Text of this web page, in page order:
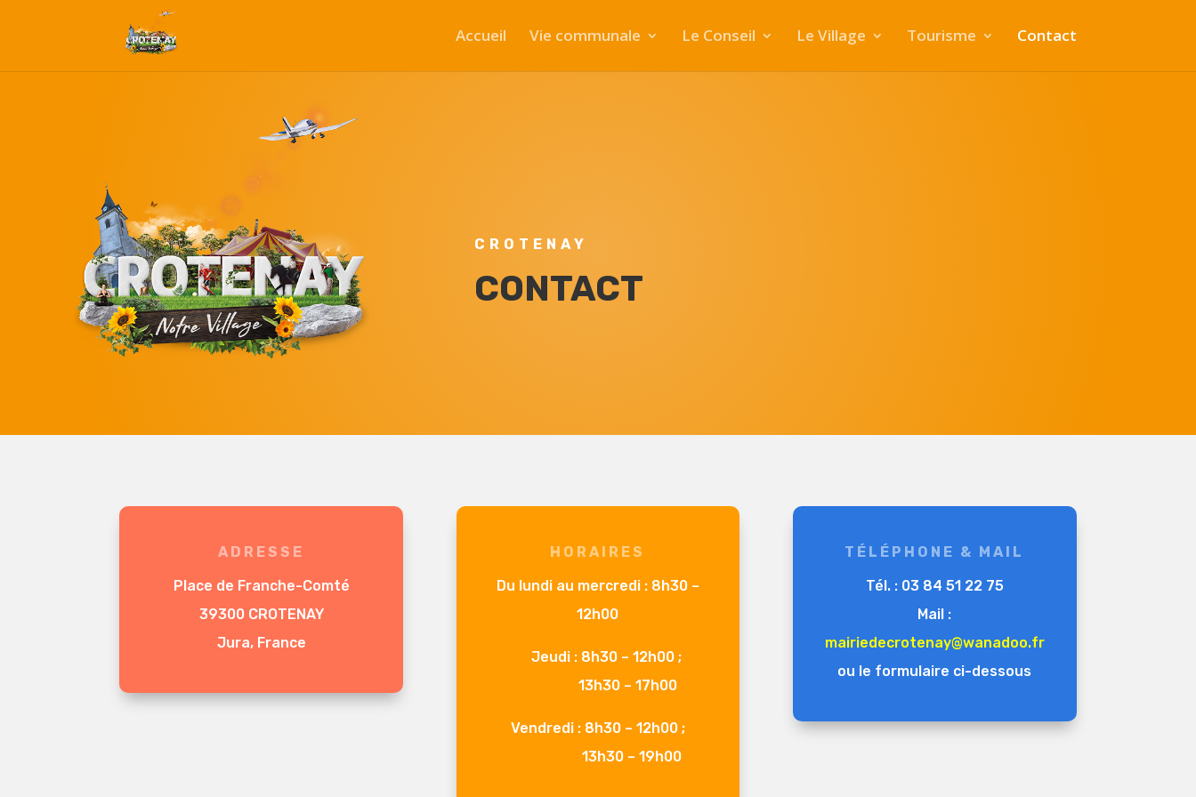
Accueil Vie communale Le Conseil Le Village Tourisme Contact
CROTENAY
CONTACT
ADRESSE
Place de Franche-Comté
39300 CROTENAY
Jura, France
HORAIRES
Du lundi au mercredi : 8h30 –
12h00
Jeudi : 8h30 – 12h00 ;
13h30 – 17h00
Vendredi : 8h30 – 12h00 ;
13h30 – 19h00
TÉLÉPHONE & MAIL
Tél. : 03 84 51 22 75
Mail :
mairiedecrotenay@wanadoo.fr
ou le formulaire ci-dessous